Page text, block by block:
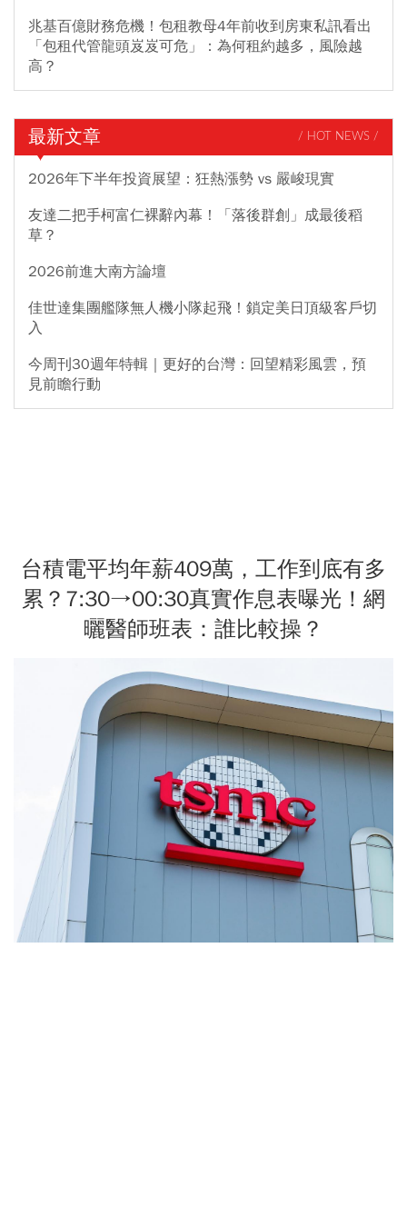
兆基百億財務危機！包租教母4年前收到房東私訊看出
「包租代管龍頭岌岌可危」：為何租約越多，風險越
高？
最新文章 / HOT NEWS /
2026年下半年投資展望：狂熱漲勢 vs 嚴峻現實
友達二把手柯富仁裸辭內幕！「落後群創」成最後稻
草？
2026前進大南方論壇
佳世達集團艦隊無人機小隊起飛！鎖定美日頂級客戶切
入
今周刊30週年特輯｜更好的台灣：回望精彩風雲，預
見前瞻行動
台積電平均年薪409萬，工作到底有多
累？7:30→00:30真實作息表曝光！網
曬醫師班表：誰比較操？